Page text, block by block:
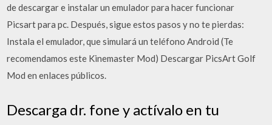
de descargar e instalar un emulador para hacer funcionar
Picsart para pc. Después, sigue estos pasos y no te pierdas:
Instala el emulador, que simulará un teléfono Android (Te
recomendamos este Kinemaster Mod) Descargar PicsArt Golf
Mod en enlaces públicos.
Descarga dr. fone y actívalo en tu